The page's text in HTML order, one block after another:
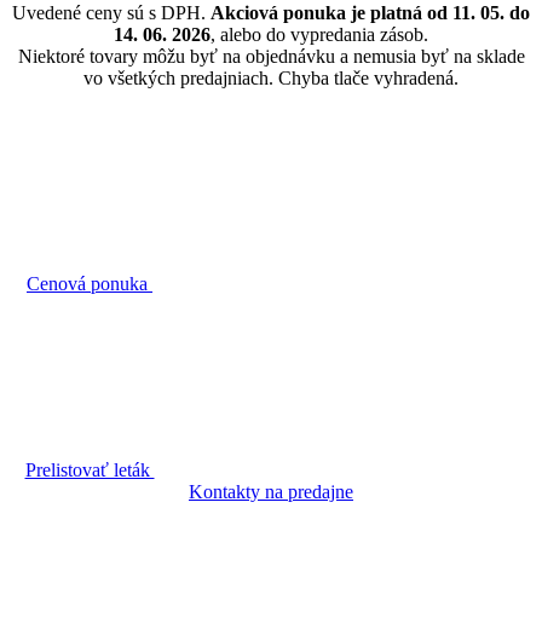
Uvedené ceny sú s DPH. Akciová ponuka je platná od 11. 05. do
14. 06. 2026, alebo do vypredania zásob.
Niektoré tovary môžu byť na objednávku a nemusia byť na sklade
vo všetkých predajniach. Chyba tlače vyhradená.
Cenová ponuka
Prelistovať leták
Kontakty na predajne